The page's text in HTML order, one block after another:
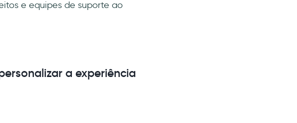
e equipes de suporte ao
a experiência